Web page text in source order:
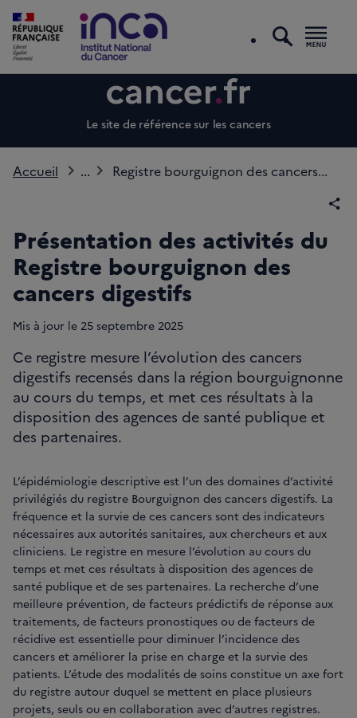
Le site de référence sur les cancers
Accueil ... Registre bourguignon des cancers...
Présentation des activités du
Registre bourguignon des
cancers digestifs
Mis à jour le 25 septembre 2025
Ce registre mesure l’évolution des cancers
digestifs recensés dans la région bourguignonne
au cours du temps, et met ces résultats à la
disposition des agences de santé publique et
des partenaires.
L’épidémiologie descriptive est l’un des domaines d’activité
privilégiés du registre Bourguignon des cancers digestifs. La
fréquence et la survie de ces cancers sont des indicateurs
nécessaires aux autorités sanitaires, aux chercheurs et aux
cliniciens. Le registre en mesure l’évolution au cours du
temps et met ces résultats à disposition des agences de
santé publique et de ses partenaires. La recherche d’une
meilleure prévention, de facteurs prédictifs de réponse aux
traitements, de facteurs pronostiques ou de facteurs de
récidive est essentielle pour diminuer l’incidence des
cancers et améliorer la prise en charge et la survie des
patients. L’étude des modalités de soins constitue un axe fort
du registre autour duquel se mettent en place plusieurs
projets, seuls ou en collaboration avec d’autres registres.